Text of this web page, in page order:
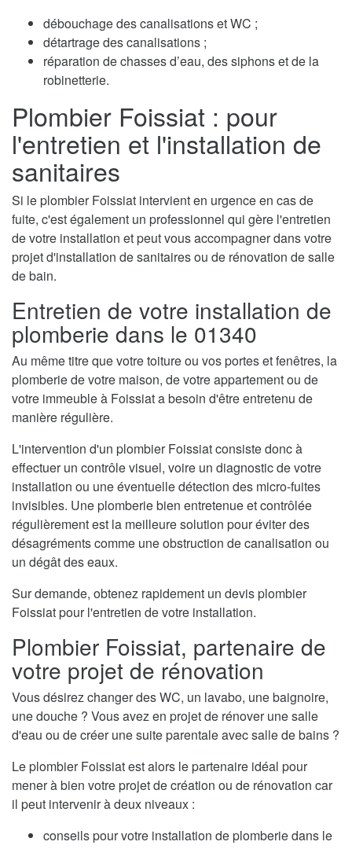
débouchage des canalisations et WC ;
détartrage des canalisations ;
réparation de chasses d’eau, des siphons et de la
robinetterie.
Plombier Foissiat : pour
l'entretien et l'installation de
sanitaires
Si le plombier Foissiat intervient en urgence en cas de
fuite, c'est également un professionnel qui gère l'entretien
de votre installation et peut vous accompagner dans votre
projet d'installation de sanitaires ou de rénovation de salle
de bain.
Entretien de votre installation de
plomberie dans le 01340
Au même titre que votre toiture ou vos portes et fenêtres, la
plomberie de votre maison, de votre appartement ou de
votre immeuble à Foissiat a besoin d'être entretenu de
manière régulière.
L'intervention d'un plombier Foissiat consiste donc à
effectuer un contrôle visuel, voire un diagnostic de votre
installation ou une éventuelle détection des micro-fuites
invisibles. Une plomberie bien entretenue et contrôlée
régulièrement est la meilleure solution pour éviter des
désagréments comme une obstruction de canalisation ou
un dégât des eaux.
Sur demande, obtenez rapidement un devis plombier
Foissiat pour l'entretien de votre installation.
Plombier Foissiat, partenaire de
votre projet de rénovation
Vous désirez changer des WC, un lavabo, une baignoire,
une douche ? Vous avez en projet de rénover une salle
d'eau ou de créer une suite parentale avec salle de bains ?
Le plombier Foissiat est alors le partenaire idéal pour
mener à bien votre projet de création ou de rénovation car
il peut intervenir à deux niveaux :
conseils pour votre installation de plomberie dans le